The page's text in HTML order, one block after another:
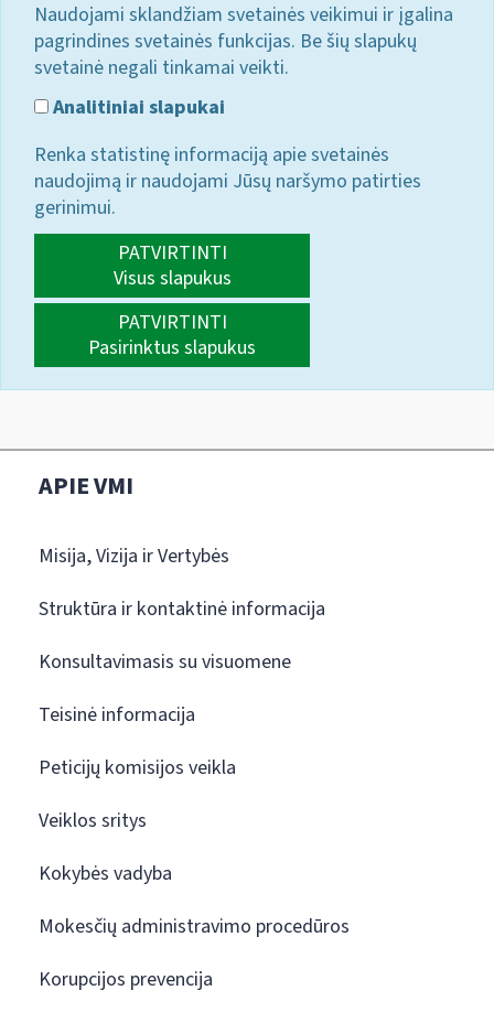
Naudojami sklandžiam svetainės veikimui ir įgalina
pagrindines svetainės funkcijas. Be šių slapukų
svetainė negali tinkamai veikti.
Analitiniai slapukai
Renka statistinę informaciją apie svetainės
naudojimą ir naudojami Jūsų naršymo patirties
gerinimui.
PATVIRTINTI
Visus slapukus
PATVIRTINTI
Pasirinktus slapukus
APIE VMI
Misija, Vizija ir Vertybės
Struktūra ir kontaktinė informacija
Konsultavimasis su visuomene
Teisinė informacija
Peticijų komisijos veikla
Veiklos sritys
Kokybės vadyba
Mokesčių administravimo procedūros
Korupcijos prevencija